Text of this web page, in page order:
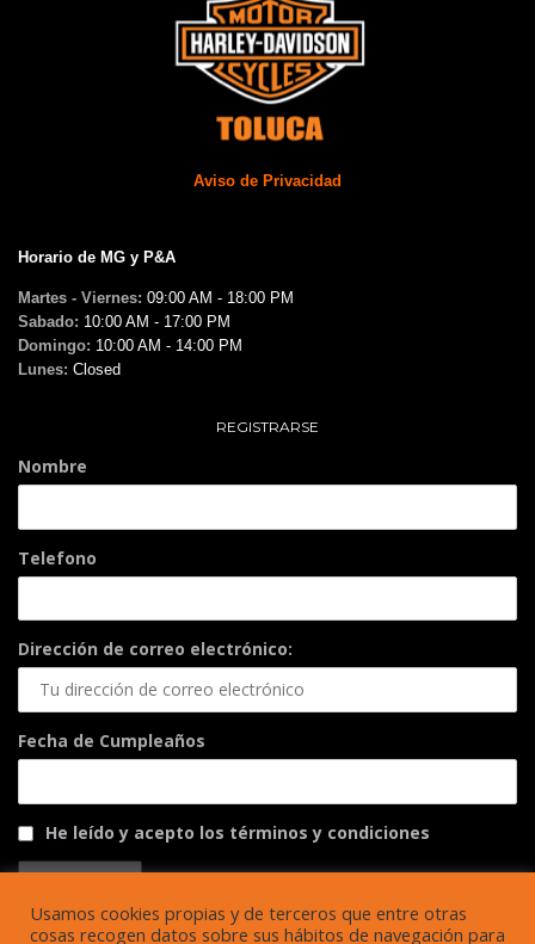
Aviso de Privacidad
Horario de MG y P&A
Martes - Viernes: 09:00 AM - 18:00 PM
Sabado: 10:00 AM - 17:00 PM
Domingo: 10:00 AM - 14:00 PM
Lunes: Closed
REGISTRARSE
Nombre
Telefono
Dirección de correo electrónico:
Fecha de Cumpleaños
He leído y acepto los términos y condiciones
Usamos cookies propias y de terceros que entre otras
cosas recogen datos sobre sus hábitos de navegación para